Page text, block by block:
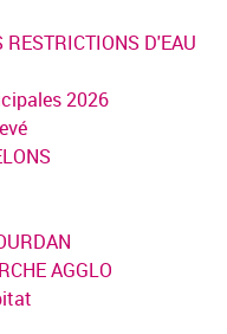
RESTRICTIONS D'EAU
2026
AGGLO